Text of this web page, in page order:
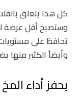
كل هذا يتعلق
وستصبح أقل عرضة
تحافظ على
وأيضاً الكثير منها
يحفز أداء المخ